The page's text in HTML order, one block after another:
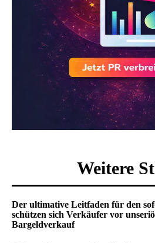
Weitere
Der ultimative Leitfaden für den
schützen sich Verkäufer vor
Bargeldverkauf